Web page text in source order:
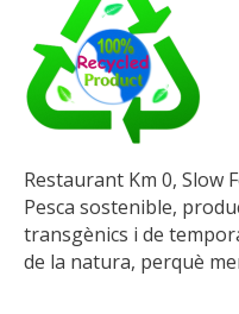
Restaurant Km 0, Slow
Pesca sostenible,
transgènics i de
de la natura, perquè